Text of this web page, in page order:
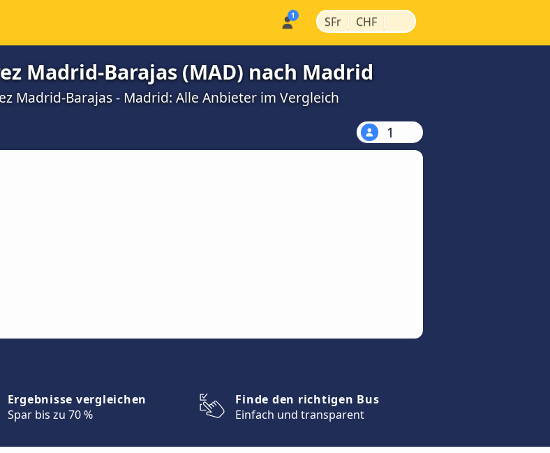
SFr | CHF |
Madrid-Barajas (MAD) nach Madrid
Madrid-Barajas - Madrid: Alle Anbieter im Vergleich
1
Ergebnisse vergleichen
Spar bis zu 70 %
Finde den richtigen Bus
Einfach und transparent